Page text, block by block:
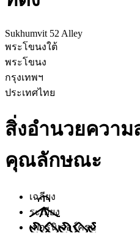
Sukhumvit 52 Alley
พระโขนงใต้
พระโขนง
กรุงเทพฯ
ประเทศไทย
สิ่งอำนวยความ
คุณลักษณะ
เฉลียง
ระเบียง
เฟอร์นิเจอร์ครบ